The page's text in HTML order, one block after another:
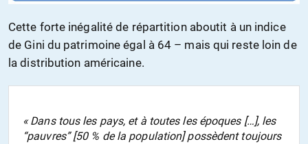
Cette forte inégalité de répartition aboutit à un indice
de Gini du patrimoine égal à 64 – mais qui reste loin de
la distribution américaine.
« Dans tous les pays, et à toutes les époques […], les
“pauvres” [50 % de la population] possèdent toujours